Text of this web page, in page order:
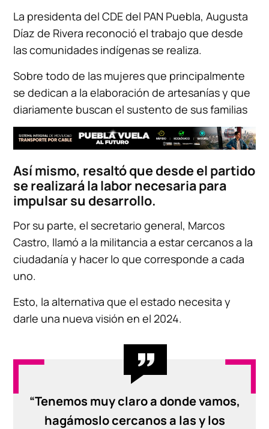
La presidenta del CDE del PAN Puebla, Augusta
Díaz de Rivera reconoció el trabajo que desde
las comunidades indígenas se realiza.
Sobre todo de las mujeres que principalmente
se dedican a la elaboración de artesanías y que
diariamente buscan el sustento de sus familias
Así mismo, resaltó que desde el partido
se realizará la labor necesaria para
impulsar su desarrollo.
Por su parte, el secretario general, Marcos
Castro, llamó a la militancia a estar cercanos a la
ciudadanía y hacer lo que corresponde a cada
uno.
Esto, la alternativa que el estado necesita y
darle una nueva visión en el 2024.
“Tenemos muy claro a donde vamos,
hagámoslo cercanos a las y los